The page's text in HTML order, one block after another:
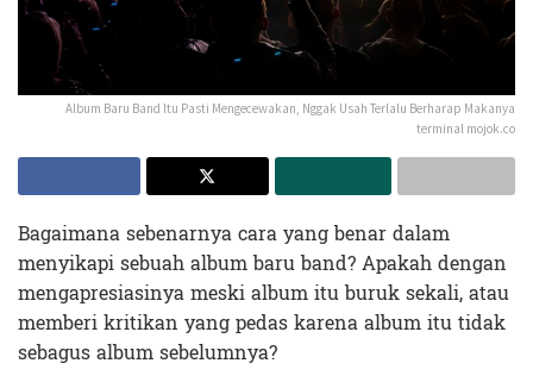
Album Baru Band Itu Pasti Mengecewakan, Nggak Usah Terlalu Berharap Makanya
terminal mojok.co
Bagaimana sebenarnya cara yang benar dalam
menyikapi sebuah album baru band? Apakah dengan
mengapresiasinya meski album itu buruk sekali, atau
memberi kritikan yang pedas karena album itu tidak
sebagus album sebelumnya?